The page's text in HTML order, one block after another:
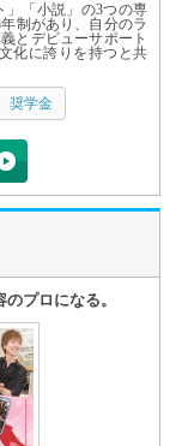
「小説」の3つの専
制があり、自分のラ
とデビューサポート
化に誇りを持つと共
奨学金
プロになる。